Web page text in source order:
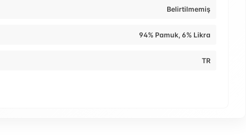
Belirtilmemiş
94% Pamuk, 6% Likra
TR